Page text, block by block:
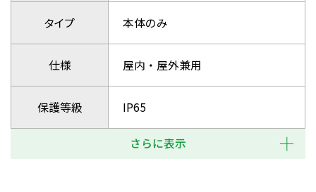
タイプ 本体のみ
仕様 屋内・屋外兼用
保護等級 IP65
さらに表示